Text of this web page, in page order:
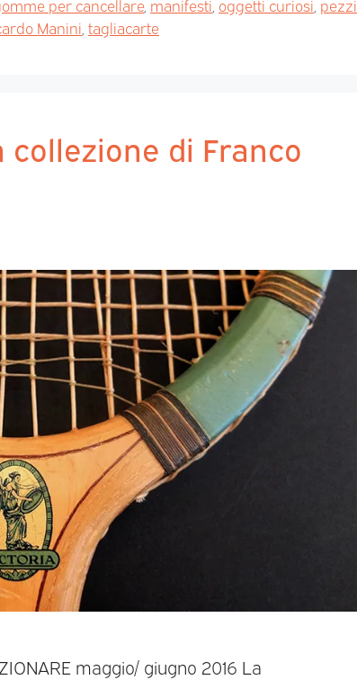
per cancellare, manifesti oggetti curiosi pezzi
Manini tagliacarte
collezione di Franco
maggio/ giugno 2016 La